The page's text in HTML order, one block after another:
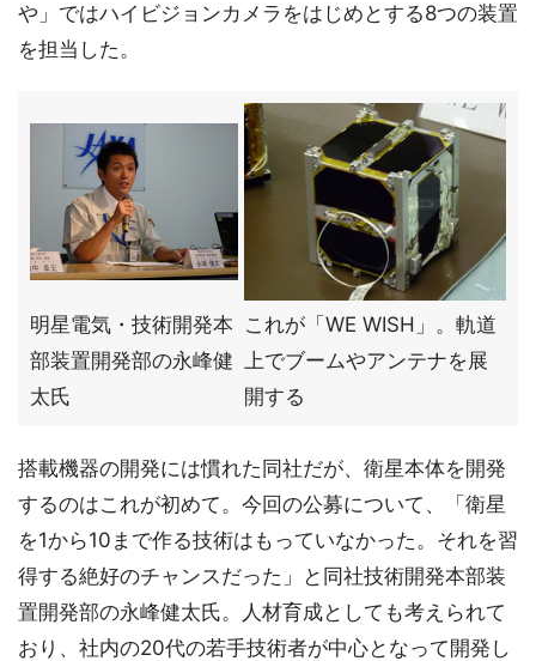
や」ではハイビジョンカメラをはじめとする8つの装置
を担当した。
明星電気・技術開発本
部装置開発部の永峰健
太氏
これが「WE WISH」。軌道
上でブームやアンテナを展
開する
搭載機器の開発には慣れた同社だが、衛星本体を開発
するのはこれが初めて。今回の公募について、「衛星
を1から10まで作る技術はもっていなかった。それを習
得する絶好のチャンスだった」と同社技術開発本部装
置開発部の永峰健太氏。人材育成としても考えられて
おり、社内の20代の若手技術者が中心となって開発し